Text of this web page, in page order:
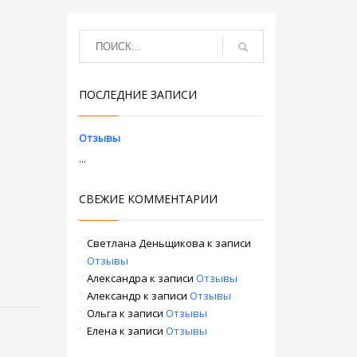
ПОСЛЕДНИЕ ЗАПИСИ
Отзывы
...
СВЕЖИЕ КОММЕНТАРИИ
Светлана Деньщикова к записи
Отзывы
Александра к записи Отзывы
Александр к записи Отзывы
Ольга к записи Отзывы
Елена к записи Отзывы